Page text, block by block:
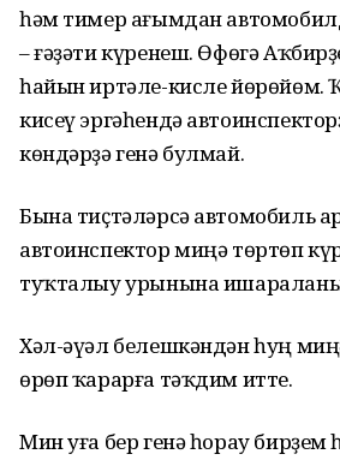
һәм тимер ағымдан
– ғәҙәти күренеш. Өфөгә
һайын иртәле-кисле йөрөйөм.
кисеү эргәһендә
көндәрҙә генә булмай.
Бына тиҫтәләрсә автомобиль
автоинспектор миңә төртөп
туҡталыу урынына
Хәл-әүәл белешкәндән һуң
өрөп ҡарарға тәҡдим итте.
Мин уға бер генә һорау